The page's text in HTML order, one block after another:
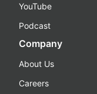
YouTube
Podcast
Company
About Us
Careers